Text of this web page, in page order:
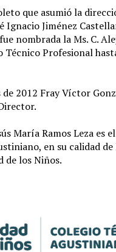
que asumió la
Ignacio Jiménez
nombrada la Ms. C.
Técnico Profesional
de 2012 Fray Víctor
María Ramos Leza es
en su calidad
de los Niños.